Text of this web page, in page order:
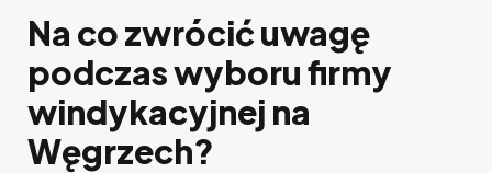
Na co zwrócić uwagę
podczas wyboru firmy
windykacyjnej na
Węgrzech?